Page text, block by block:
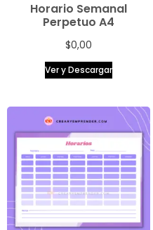
Horario Semanal
Perpetuo A4
$0,00
Ver y Descargar